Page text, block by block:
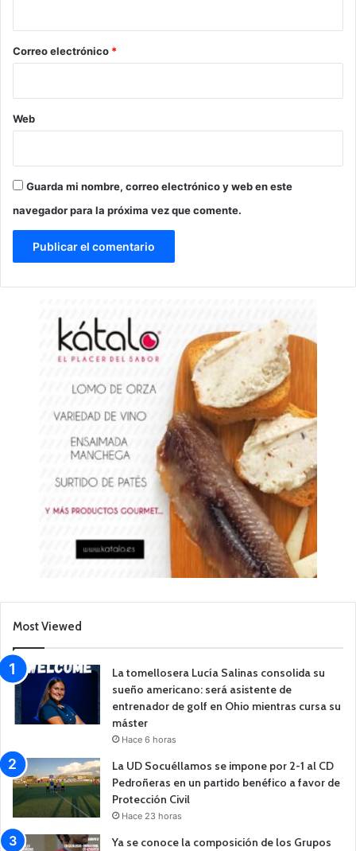
*
Correo electrónico *
Web
Guarda mi nombre, correo electrónico y web en este
navegador para la próxima vez que comente.
Most Viewed
La tomellosera Lucía Salinas consolida su
sueño americano: será asistente de
entrenador de golf en Ohio mientras cursa su
máster
Hace 6 horas
La UD Socuéllamos se impone por 2-1 al CD
Pedroñeras en un partido benéfico a favor de
Protección Civil
Hace 23 horas
Ya se conoce la composición de los Grupos